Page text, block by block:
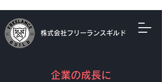
株式会社フリーランスギルド
​企業の成長に